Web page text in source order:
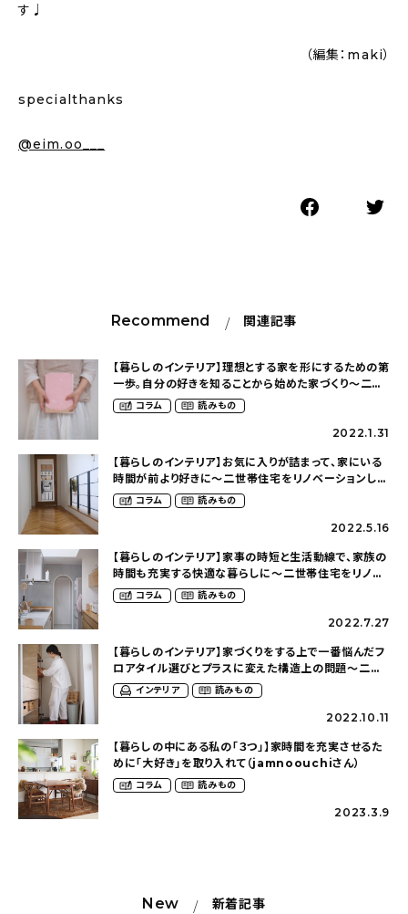
す♩
（編集：maki）
specialthanks
@eim.oo___
Recommend 関連記事
【暮らしのインテリア】理想とする家を形にするための第
一歩。自分の好きを知ることから始めた家づくり〜二世
帯住宅をリノベーションした木の温もりを感じるおうち
（_____iamami326さん）
コラム 読みもの
2022.1.31
【暮らしのインテリア】お気に入りが詰まって、家にいる
時間が前より好きに〜二世帯住宅をリノベーションした
木の温もりを感じるおうち（_____iamami326さん）
コラム 読みもの
2022.5.16
【暮らしのインテリア】家事の時短と生活動線で、家族の
時間も充実する快適な暮らしに〜二世帯住宅をリノ
ベーションした木の温もりを感じるおうち
（_____iamami326さん）
コラム 読みもの
2022.7.27
【暮らしのインテリア】家づくりをする上で一番悩んだフ
ロアタイル選びとプラスに変えた構造上の問題〜二世
帯住宅をリノベーションした木の温もりを感じるおうち
（_____ami_room326さん）
インテリア 読みもの
2022.10.11
【暮らしの中にある私の「３つ」】家時間を充実させるた
めに「大好き」を取り入れて（jamnoouchiさん）
コラム 読みもの
2023.3.9
New 新着記事